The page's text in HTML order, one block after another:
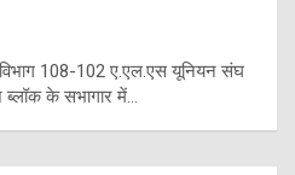
विभाग 108-102 ए.एल.एस यूनियन संघ
के सभागार में…